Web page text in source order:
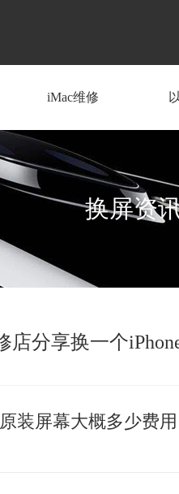
iMac维修
换屏资
店分享换一个
装屏幕大概多少费用